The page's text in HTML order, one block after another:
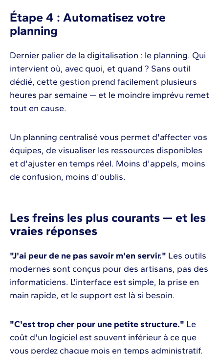
Étape 4 : Automatisez votre
planning
Dernier palier de la digitalisation : le planning. Qui
intervient où, avec quoi, et quand ? Sans outil
dédié, cette gestion prend facilement plusieurs
heures par semaine — et le moindre imprévu remet
tout en cause.
Un planning centralisé vous permet d'affecter vos
équipes, de visualiser les ressources disponibles
et d'ajuster en temps réel. Moins d'appels, moins
de confusion, moins d'oublis.
Les freins les plus courants — et les
vraies réponses
"J'ai peur de ne pas savoir m'en servir." Les outils
modernes sont conçus pour des artisans, pas des
informaticiens. L'interface est simple, la prise en
main rapide, et le support est là si besoin.
"C'est trop cher pour une petite structure." Le
coût d'un logiciel est souvent inférieur à ce que
vous perdez chaque mois en temps administratif.